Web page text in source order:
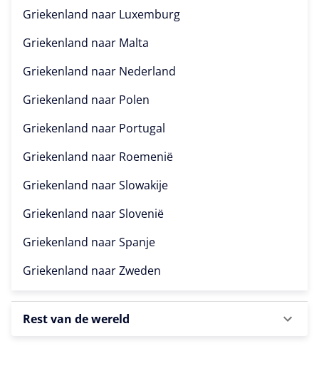
Griekenland naar Luxemburg
Griekenland naar Malta
Griekenland naar Nederland
Griekenland naar Polen
Griekenland naar Portugal
Griekenland naar Roemenië
Griekenland naarSlowakije
Griekenland naarSlovenië
Griekenland naarSpanje
Griekenland naarZweden
Rest van de wereld